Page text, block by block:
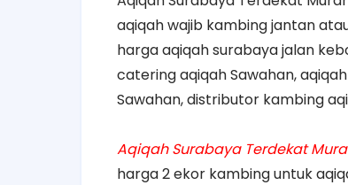
aqiqah wajib kambing jantan
harga aqiqah surabaya jalan
catering aqiqah Sawahan,
Sawahan, distributor kambing
Aqiqah Surabaya Terdekat
harga 2 ekor kambing untuk